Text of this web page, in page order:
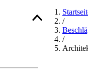
/
/